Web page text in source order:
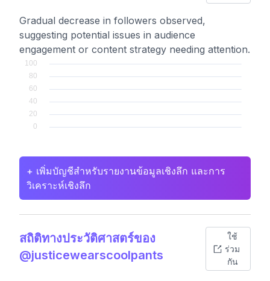
Gradual decrease in followers observed,
suggesting potential issues in audience
engagement or content strategy needing attention.
+ เพิ่มบัญชีสำหรับรายงานข้อมูลเชิงลึก และการ
วิเคราะห์เชิงลึก
สถิติทางประวัติศาสตร์ของ
@justicewearscoolpants
ใช้
ร่วม
กัน